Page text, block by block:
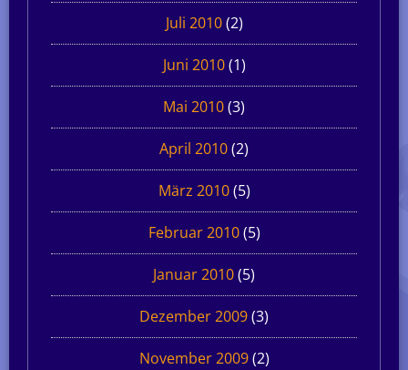
Juli 2010(2)
Juni 2010(1)
Mai 2010(3)
April 2010(2)
März 2010(5)
Februar 2010(5)
Januar 2010(5)
Dezember 2009(3)
November 2009(2)